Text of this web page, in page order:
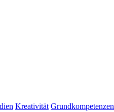
Kreativität Grundkompetenzen